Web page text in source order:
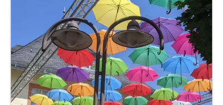
Zeitzeugen Flörsheim: Peter Vogel und Franz
Kroonstuiver | mit Texten im O-Ton der
Schüler\*innen Leni Ahr, Timo Buschmann, Veronika
Koziol, Paul Patzner, Nicole Pelka, Paul Schönau,
Salma Talib, Klara Tovilo Wissenschaftlerin:
Christine Hartwig-Thürmer | Viele Informationen über
die Zwangsarbeit in Flörsheim, sowie die im Audio
zitierten Zeitzeugenaussagen stammen aus
Publikationen des Lokalhistorikers Peter Becker | In